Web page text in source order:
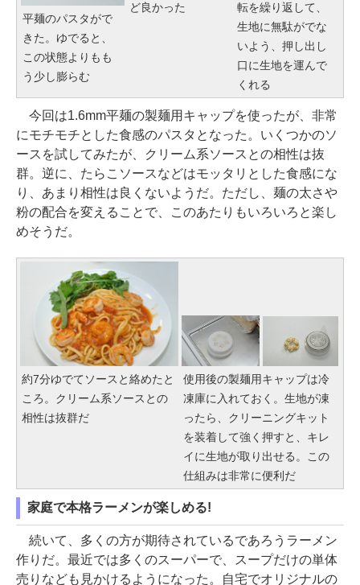
平麺のパスタがで
きた。ゆでると、
この状態よりもも
う少し膨らむ
ど良かった
転を繰り返して、
生地に無駄がでな
いよう、押し出し
口に生地を運んで
くれる
今回は1.6mm平麺の製麺用キャップを使ったが、非常
にモチモチとした食感のパスタとなった。いくつかのソ
ースを試してみたが、クリーム系ソースとの相性は抜
群。逆に、たらこソースなどはモッタリとした食感にな
り、あまり相性は良くないようだ。ただし、麺の太さや
粉の配合を変えることで、このあたりもいろいろと楽し
めそうだ。
約7分ゆでてソースと絡めたと
ころ。クリーム系ソースとの
相性は抜群だ
使用後の製麺用キャップは冷
凍庫に入れておく。生地が凍
ったら、クリーニングキット
を装着して強く押すと、キレ
イに生地が取り出せる。この
仕組みは非常に便利だ
家庭で本格ラーメンが楽しめる!
続いて、多くの方が期待されているであろうラーメン
作りだ。最近では多くのスーパーで、スープだけの単体
売りなども見かけるようになった。自宅でオリジナルの